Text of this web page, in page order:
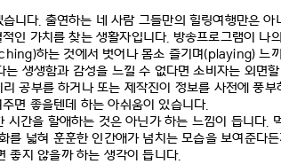
니다. 출연하는 네 사람 그들만의 힐링여행만은 아
인 가치를 찾는 생활자입니다. 방송프로그램이 나
하는 것에서 벗어나 몸소 즐기며(playing)느
생생함과 감성을 느낄 수 없다면 소비자는 외면
공부를 하거나 또는 제작진이 정보를 사전에 풍부
면 좋을텐데 하는 아쉬움이 있습니다.
간을 할애하는 것은 아닌가 하는 느낌이 듭니다.
넓혀 훈훈한 인간애가 넘치는 모습을 보여준다
좋지 않을까 하는 생각이 듭니다.